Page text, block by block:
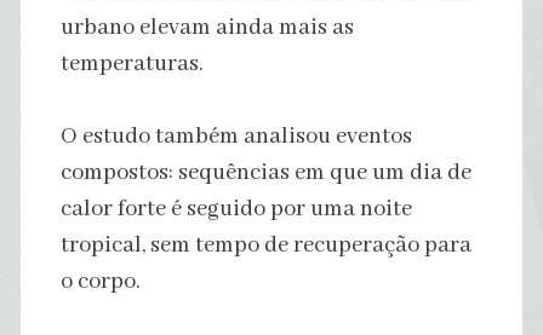
urbano elevam ainda mais as
temperaturas.
O estudo também analisou eventos
compostos: sequências em que um dia de
calor forte é seguido por uma noite
tropical, sem tempo de recuperação para
o corpo.